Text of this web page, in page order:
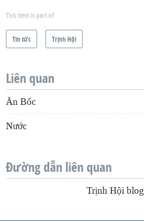
This item is part of
Tin tức Trịnh Hội
Liên quan
Ăn Bốc
Nước
Đường dẫn liên quan
Trịnh Hội blog